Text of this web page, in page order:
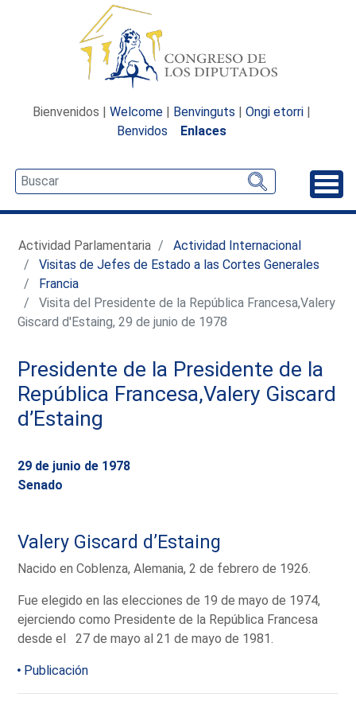
Bienvenidos | Welcome | Benvinguts | Ongi etorri |
Benvidos
Enlaces
Actividad Parlamentaria
Actividad Internacional
Visitas de Jefes de Estado a las Cortes Generales
Francia
Visita del Presidente de la República Francesa,Valery
Giscard d'Estaing, 29 de junio de 1978
Presidente de la Presidente de la
República Francesa,Valery Giscard
d’Estaing
29 de junio de 1978
Senado
Valery Giscard d’Estaing
Nacido en Coblenza, Alemania, 2 de febrero de 1926.
Fue elegido en las elecciones de 19 de mayo de 1974,
ejerciendo como Presidente de la República Francesa
desde el 27 de mayo al 21 de mayo de 1981.
Publicación